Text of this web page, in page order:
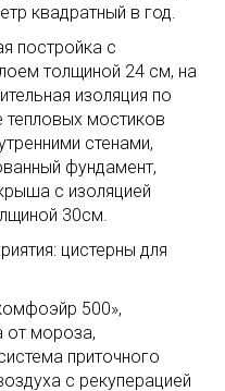
квадратный в год.
постройка с
толщиной 24 см, на
изоляция по
тепловых мостиков
стенами,
фундамент,
с изоляцией
30см.
цистерны для
500»,
от мороза,
приточного
с рекуперацией